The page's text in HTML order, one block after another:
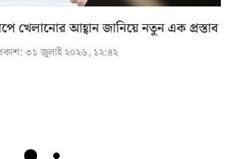
খেলানোর আহ্বান জানিয়ে নতুন এক প্রস্তাব
৩১ জুলাই ২০২৬, ১২:৪২